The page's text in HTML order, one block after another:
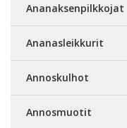
Ananaksenpilkkojat
Ananasleikkurit
Annoskulhot
Annosmuotit